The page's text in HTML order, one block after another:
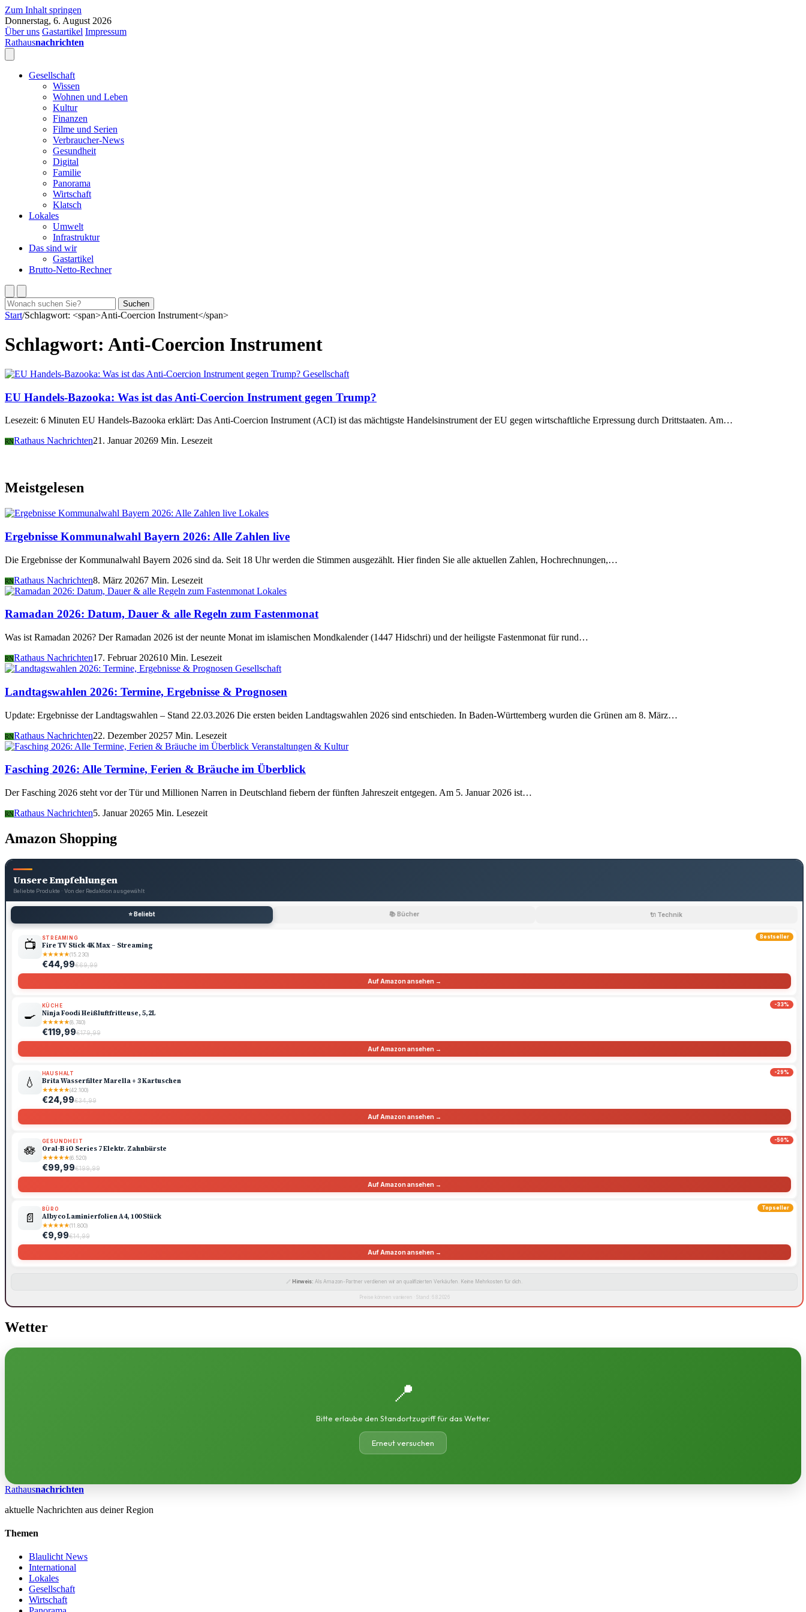
Zum Inhalt springen
Donnerstag, 6. August 2026
Über uns Gastartikel Impressum
Rathausnachrichten
Gesellschaft
Wissen
Wohnen und Leben
Kultur
Finanzen
Filme und Serien
Verbraucher-News
Gesundheit
Digital
Familie
Panorama
Wirtschaft
Klatsch
Lokales
Umwelt
Infrastruktur
Das sind wir
Gastartikel
Brutto-Netto-Rechner
Suchen
nach:
Suchen
Start/Schlagwort: <span>Anti-Coercion Instrument</span>
Schlagwort: Anti-Coercion Instrument
Gesellschaft
EU Handels-Bazooka: Was ist das Anti-Coercion Instrument gegen Trump?
Lesezeit: 6 Minuten EU Handels-Bazooka erklärt: Das Anti-Coercion Instrument (ACI) ist das mächtigste Handelsinstrument der EU gegen wirtschaftliche Erpressung durch Drittstaaten. Am…
RNRathaus Nachrichten21. Januar 20269 Min. Lesezeit
Meistgelesen
Lokales
Ergebnisse Kommunalwahl Bayern 2026: Alle Zahlen live
Die Ergebnisse der Kommunalwahl Bayern 2026 sind da. Seit 18 Uhr werden die Stimmen ausgezählt. Hier finden Sie alle aktuellen Zahlen, Hochrechnungen,…
RNRathaus Nachrichten8. März 20267 Min. Lesezeit
Lokales
Ramadan 2026: Datum, Dauer & alle Regeln zum Fastenmonat
Was ist Ramadan 2026? Der Ramadan 2026 ist der neunte Monat im islamischen Mondkalender (1447 Hidschri) und der heiligste Fastenmonat für rund…
RNRathaus Nachrichten17. Februar 202610 Min. Lesezeit
Gesellschaft
Landtagswahlen 2026: Termine, Ergebnisse & Prognosen
Update: Ergebnisse der Landtagswahlen – Stand 22.03.2026 Die ersten beiden Landtagswahlen 2026 sind entschieden. In Baden-Württemberg wurden die Grünen am 8. März…
RNRathaus Nachrichten22. Dezember 20257 Min. Lesezeit
Veranstaltungen & Kultur
Fasching 2026: Alle Termine, Ferien & Bräuche im Überblick
Der Fasching 2026 steht vor der Tür und Millionen Narren in Deutschland fiebern der fünften Jahreszeit entgegen. Am 5. Januar 2026 ist…
RNRathaus Nachrichten5. Januar 20265 Min. Lesezeit
Amazon Shopping
Unsere Empfehlungen
Beliebte Produkte · Von der Redaktion ausgewählt
⭐ Beliebt 📚 Bücher 🔌 Technik
Bestseller
📺 STREAMING
Fire TV Stick 4K Max – Streaming
★★★★★(15.230)
€44,99€69,99
Auf Amazon ansehen →
-33%
🍳
KÜCHE
Ninja Foodi Heißluftfritteuse, 5,2L
★★★★★(8.740)
€119,99€179,99
Auf Amazon ansehen →
-29%
💧
HAUSHALT
Brita Wasserfilter Marella + 3 Kartuschen
★★★★★(42.100)
€24,99€34,99
Auf Amazon ansehen →
-50%
🪷
GESUNDHEIT
Oral-B iO Series 7 Elektr. Zahnbürste
★★★★★(6.520)
€99,99€199,99
Auf Amazon ansehen →
Topseller
📄
BÜRO
Albyco Laminierfolien A4, 100 Stück
★★★★★(11.800)
€9,99€14,99
Auf Amazon ansehen →
🔗 Hinweis: Als Amazon-Partner verdienen wir an qualifizierten Verkäufen. Keine Mehrkosten für dich.
Preise können variieren · Stand: 6.8.2026
Wetter
📍
Bitte erlaube den Standortzugriff für das Wetter.
Erneut versuchen
Rathausnachrichten
aktuelle Nachrichten aus deiner Region
Themen
Blaulicht News
International
Lokales
Gesellschaft
Wirtschaft